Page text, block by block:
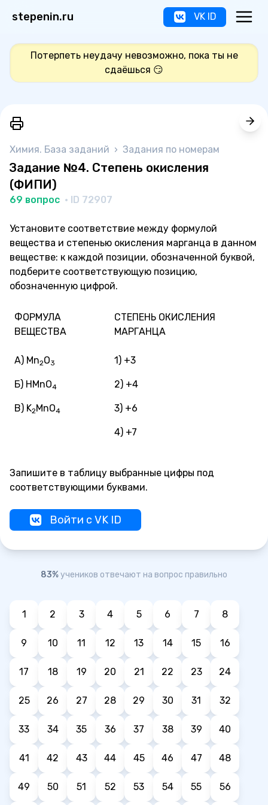
stepenin.ru VK ID
Потерпеть неудачу невозможно, пока ты не
сдаёшься 😏
Химия. База заданий › Задания по номерам
Задание №4. Степень окисления
(ФИПИ)
69 вопрос · ID 72907
Установите соответствие между формулой
вещества и степенью окисления марганца в данном
веществе: к каждой позиции, обозначенной буквой,
подберите соответствующую позицию,
обозначенную цифрой.
ФОРМУЛА
ВЕЩЕСТВА
СТЕПЕНЬ ОКИСЛЕНИЯ
МАРГАНЦА
А) Mn2O3
Б) HMnO4
В) K2MnO4
1) +3
2) +4
3) +6
4) +7
Запишите в таблицу выбранные цифры под
соответствующими буквами.
Войти с VK ID
83%учеников отвечают на вопрос правильно
1 2 3 4 5 6 7 8
9 10 11 12 13 14 15 16
17 18 19 20 21 22 23 24
25 26 27 28 29 30 31 32
33 34 35 36 37 38 39 40
41 42 43 44 45 46 47 48
49 50 51 52 53 54 55 56